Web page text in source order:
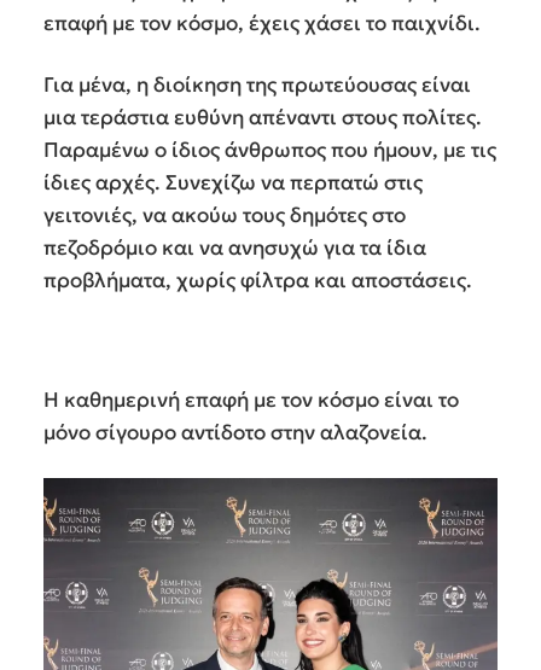
επαφή με τον κόσμο, έχεις χάσει το παιχνίδι.
Για μένα, η διοίκηση της πρωτεύουσας είναι
μια τεράστια ευθύνη απέναντι στους πολίτες.
Παραμένω ο ίδιος άνθρωπος που ήμουν, με τις
ίδιες αρχές. Συνεχίζω να περπατώ στις
γειτονιές, να ακούω τους δημότες στο
πεζοδρόμιο και να ανησυχώ για τα ίδια
προβλήματα, χωρίς φίλτρα και αποστάσεις.
Η καθημερινή επαφή με τον κόσμο είναι το
μόνο σίγουρο αντίδοτο στην αλαζονεία.